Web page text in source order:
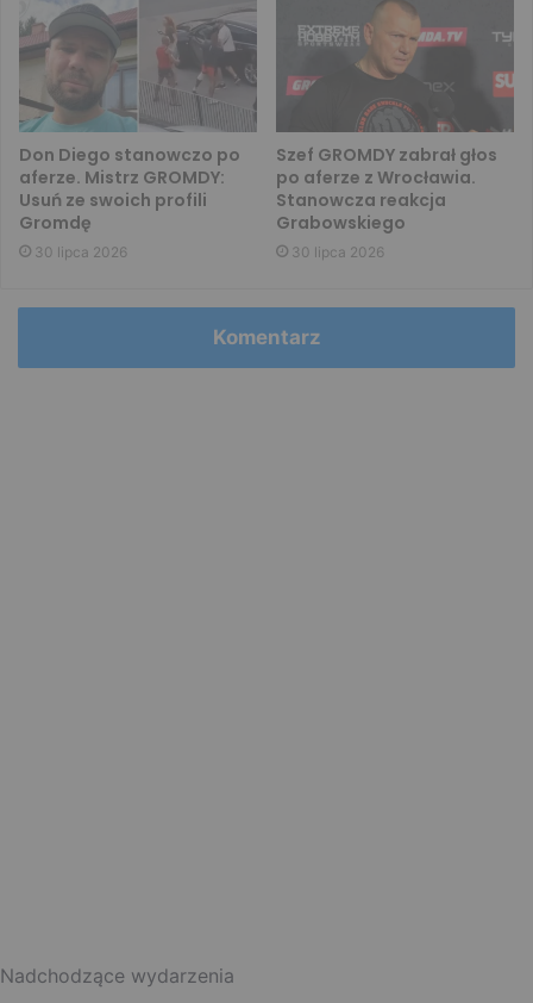
Don Diego stanowczo po
aferze. Mistrz GROMDY:
Usuń ze swoich profili
Gromdę
30 lipca 2026
Szef GROMDY zabrał głos
po aferze z Wrocławia.
Stanowcza reakcja
Grabowskiego
30 lipca 2026
Komentarz
Nadchodzące wydarzenia